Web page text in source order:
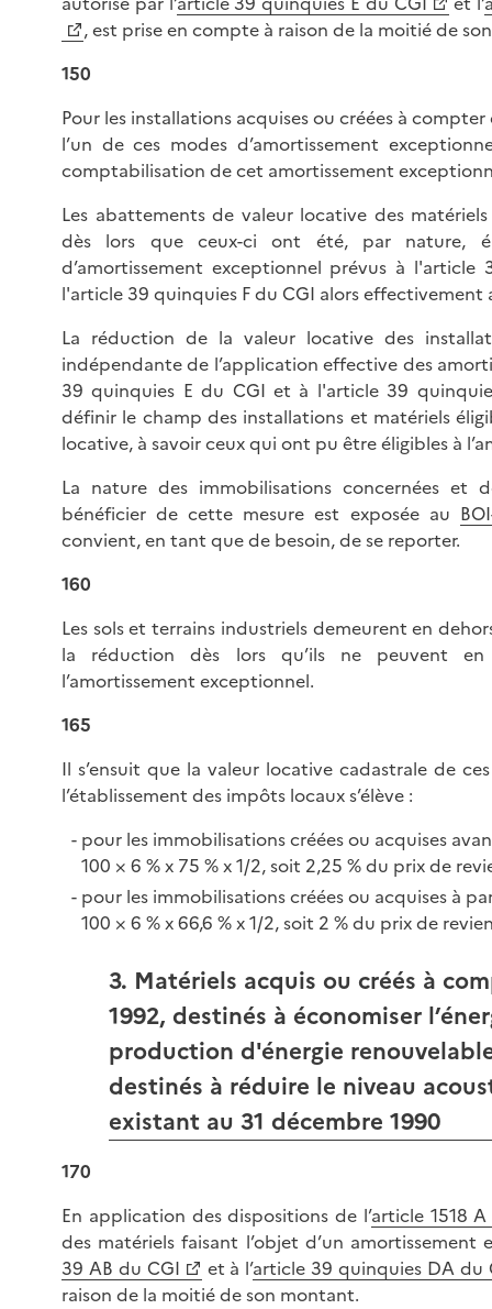
, est prise en compte à raison de la moitié de
150
Pour les installations acquises ou créées à compter
l’un de ces modes d’amortissement
comptabilisation de cet amortissement
Les abattements de valeur locative des
dès lors que ceux-ci ont été, par nature,
d’amortissement exceptionnel prévus à
l'article 39 quinquies F du CGI alors effectivement
La réduction de la valeur locative des
indépendante de l’application effective des
39 quinquies E du CGI et à l'article 39
définir le champ des installations et matériels
locative, à savoir ceux qui ont pu être éligibles à
La nature des immobilisations concernées et
bénéficier de cette mesure est exposée au
convient, en tant que de besoin, de se reporter.
160
Les sols et terrains industriels demeurent en
la réduction dès lors qu’ils ne peuvent
l’amortissement exceptionnel.
165
Il s’ensuit que la valeur locative cadastrale de
l’établissement des impôts locaux s’élève :
pour les immobilisations créées ou acquises
100 × 6 % x 75 % x 1/2, soit 2,25 % du prix de
pour les immobilisations créées ou acquises à
100 × 6 % x 66,6 % x 1/2, soit 2 % du prix de
3. Matériels acquis ou créés à
1992, destinés à économiser
production d'énergie
destinés à réduire le niveau
existant au 31 décembre 1990
170
En application des dispositions de l’article 1518
des matériels faisant l’objet d’un amortissement
39 AB du CGI
et à l’article 39 quinquies DA du
raison de la moitié de son montant.